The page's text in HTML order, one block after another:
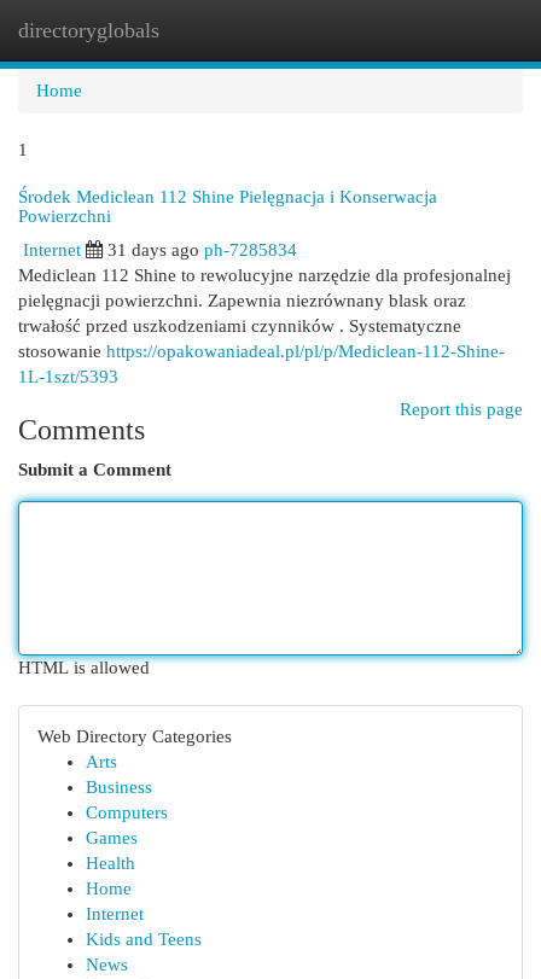
directoryglobals
Home
1
Środek Mediclean 112 Shine Pielęgnacja i Konserwacja
Powierzchni
Internet
31 days ago ph-7285834
Mediclean 112 Shine to rewolucyjne narzędzie dla profesjonalnej
pielęgnacji powierzchni. Zapewnia niezrównany blask oraz
trwałość przed uszkodzeniami czynników . Systematyczne
stosowanie https://opakowaniadeal.pl/pl/p/Mediclean-112-Shine-
1L-1szt/5393
Report this page
Comments
Submit a Comment
HTML is allowed
Web Directory Categories
Arts
Business
Computers
Games
Health
Home
Internet
Kids and Teens
News